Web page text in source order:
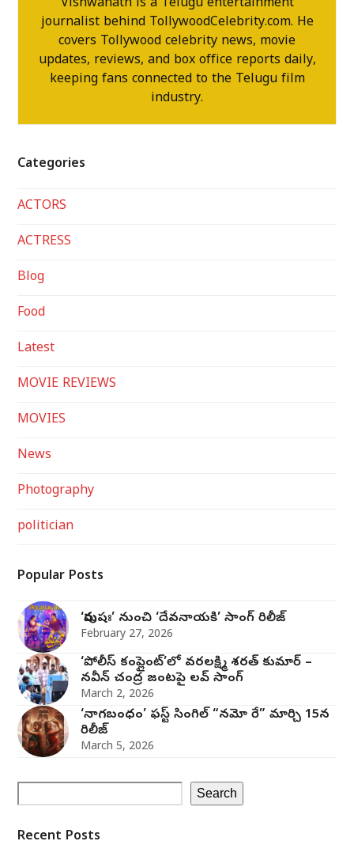
Vishwanath is a Telugu entertainment
journalist behind TollywoodCelebrity.com. He
covers Tollywood celebrity news, movie
updates, reviews, and box office reports daily,
keeping fans connected to the Telugu film
industry.
Categories
ACTORS
ACTRESS
Blog
Food
Latest
MOVIE REVIEWS
MOVIES
News
Photography
politician
Popular Posts
‘పురుషః’ నుంచి ‘దేవనాయకి’ సాంగ్‌ రిలీజ్‌
February 27, 2026
‘పోలీస్ కంప్లైంట్’లో వరలక్ష్మి శరత్ కుమార్ –
నవీన్ చంద్ర జంట‌పై ల‌వ్ సాంగ్
March 2, 2026
‘నాగబంధం’ ఫస్ట్ సింగిల్ “నమో రే” మార్చి 15న
రిలీజ్
March 5, 2026
Search
Recent Posts